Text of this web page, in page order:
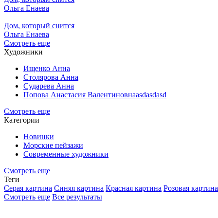
Ольга Енаева
Дом, который снится
Ольга Енаева
Смотреть еще
Художники
Ищенко Анна
Столярова Анна
Сударева Анна
Попова Анастасия Валентиновнаasdasdasd
Смотреть еще
Категории
Новинки
Морские пейзажи
Современные художники
Смотреть еще
Теги
Серая картина Синяя картина Красная картина Розовая картина
Смотреть еще Все результаты